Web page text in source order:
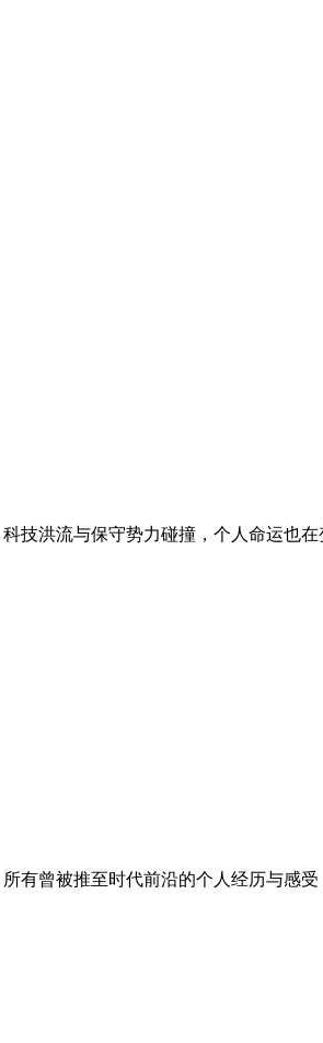
洪流与保守势力碰撞，个人命运也在
曾被推至时代前沿的个人经历与感受